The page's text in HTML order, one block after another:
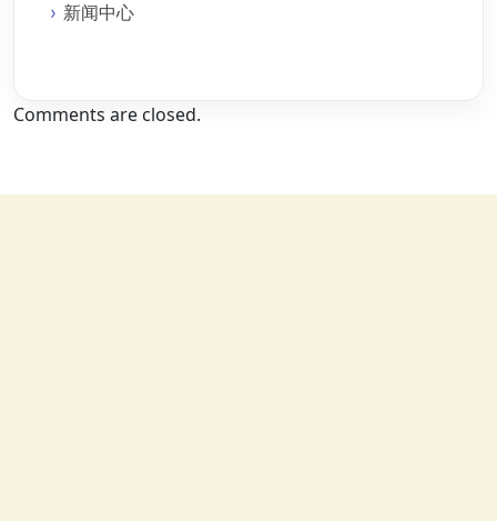
新闻中心
Comments are closed.